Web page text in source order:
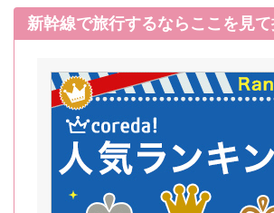
新幹線で旅行するならここを見て